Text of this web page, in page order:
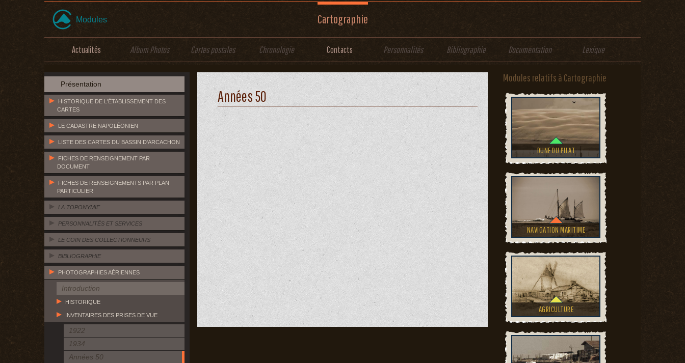
Modules Cartographie
Actualités Album Photos Cartes postales Chronologie Contacts Personnalités Bibliographie Documentation Lexique
Présentation
HISTORIQUE DE L'ÉTABLISSEMENT DES
CARTES
LE CADASTRE NAPOLÉONIEN
LISTE DES CARTES DU BASSIN D'ARCACHON
FICHES DE RENSEIGNEMENT PAR
DOCUMENT
FICHES DE RENSEIGNEMENTS PAR PLAN
PARTICULIER
LA TOPONYMIE
PERSONNALITÉS ET SERVICES
LE COIN DES COLLECTIONNEURS
BIBLIOGRAPHIE
PHOTOGRAPHIES AÉRIENNES
Introduction
HISTORIQUE
INVENTAIRES DES PRISES DE VUE
1922
1934
Années 50
Années 50
Modules relatifs à Cartographie
DUNE DU PILAT
NAVIGATION MARITIME
AGRICULTURE